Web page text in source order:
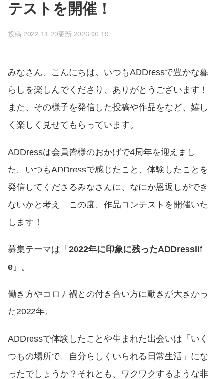
テストを開催！
投稿 2022.11.29更新 2026.06.19
みなさん、こんにちは。いつもADDressで豊かな暮
らしを楽しんでくださり、ありがとうございます！
また、その様子を発信した投稿や作品をなど、嬉し
く楽しく見せてもらっています。
ADDressは会員皆様のおかげで4周年を迎えまし
た。いつもADDressで感じたこと、体験したことを
発信してくださるみなさんに、なにか恩返しができ
ないかと考え、この度、作品コンテストを開催いた
します！
募集テーマは「 2022年に印象に残ったADDresslif
e 」。
働き方やコロナ禍との付き合い方に動きが大きかっ
た2022年。
ADDressで体験したことや生まれた出会いは「いく
つもの場所で、自分らしくいられる日常生活」にな
ったでしょうか？それとも、ワクワクするような非